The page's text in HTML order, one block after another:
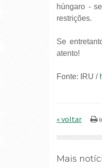
húngaro -
restrições.
Se
atento!
Fonte: IRU /
« voltar
Mais